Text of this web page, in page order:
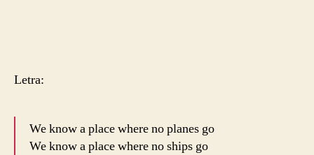
Letra:
We know a place where no planes go
We know a place where no ships go